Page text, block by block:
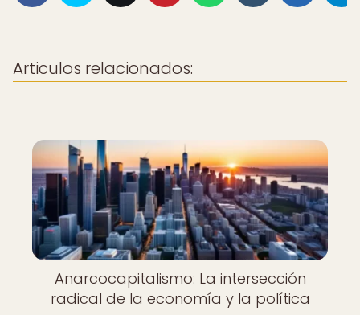
Articulos relacionados:
Anarcocapitalismo: La intersección
radical de la economía y la política